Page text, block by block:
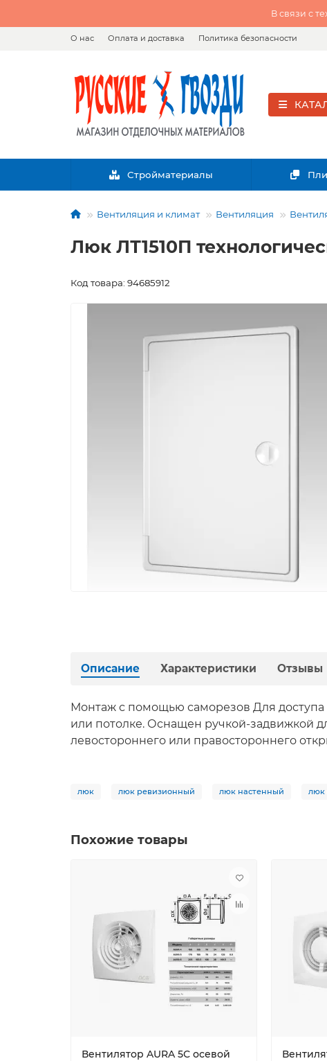
В связи с
О нас Оплата и доставка Политика безопасности
Стройматериалы
Вентиляция и климат Вентиляция
Люк ЛТ1510П
Код товара: 94685912
Описание Характеристики Отзывы
Монтаж с помощью саморезов Для
или потолке. Оснащен ручкой-задвижкой
левостороннего или правостороннего
люк люк ревизионный люк настенный люк
Похожие товары
Вентилятор AURA 5С осевой